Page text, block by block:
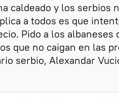
caldeado y los serbios
a todos es que
Pido a los albaneses
que no caigan en las
serbio, Alexandar